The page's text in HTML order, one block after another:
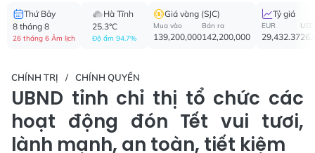
Thứ Bảy
8 tháng 8
26 tháng 6 Âm lịch
Hà Tĩnh
25.3°C
Độ ẩm 94.7%
Giá vàng (SJC)
Mua vào
139,200,000
Bán ra
142,200,000
Tỷ giá
EUR
29,432.37
USD
CHÍNH TRỊ CHÍNH QUYỀN
UBND tỉnh chỉ thị tổ chức các
hoạt động đón Tết vui tươi,
lành mạnh, an toàn, tiết kiệm